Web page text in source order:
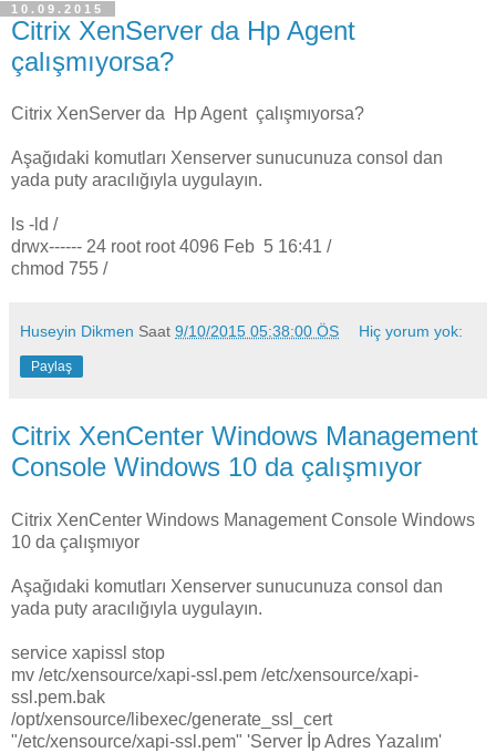
10.09.2015
Citrix XenServer da Hp Agent
çalışmıyorsa?
Citrix XenServer da Hp Agent çalışmıyorsa?
Aşağıdaki komutları Xenserver sunucunuza consol dan
yada puty aracılığıyla uygulayın.
ls -ld /
drwx------ 24 root root 4096 Feb 5 16:41 /
chmod 755 /
Huseyin Dikmen Saat 9/10/2015 05:38:00 ÖS Hiç yorum yok:
Paylaş
Citrix XenCenter Windows Management
Console Windows 10 da çalışmıyor
Citrix XenCenter Windows Management Console Windows
10 da çalışmıyor
Aşağıdaki komutları Xenserver sunucunuza consol dan
yada puty aracılığıyla uygulayın.
service xapissl stop
mv /etc/xensource/xapi-ssl.pem /etc/xensource/xapi-
ssl.pem.bak
/opt/xensource/libexec/generate_ssl_cert
"/etc/xensource/xapi-ssl.pem" 'Server İp Adres Yazalım'